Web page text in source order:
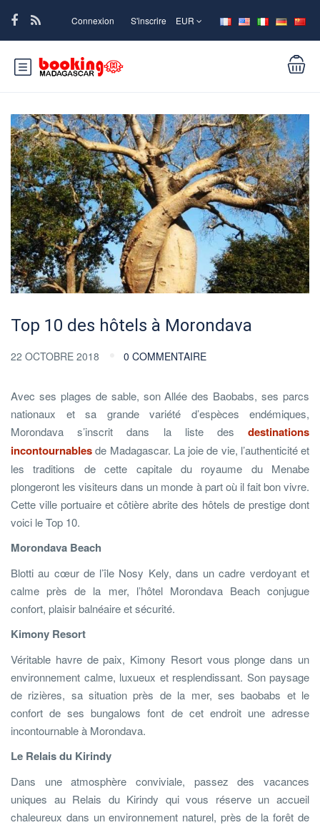
Connexion S'inscrire EUR
Top 10 des hôtels à Morondava
22 OCTOBRE 2018 0 COMMENTAIRE
Avec ses plages de sable, son Allée des Baobabs, ses parcs
nationaux et sa grande variété d’espèces endémiques,
Morondava s’inscrit dans la liste des destinations
incontournablesde Madagascar. La joie de vie, l’authenticité et
les traditions de cette capitale du royaume du Menabe
plongeront les visiteurs dans un monde à part où il fait bon vivre.
Cette ville portuaire et côtière abrite des hôtels de prestige dont
voici le Top 10.
Morondava Beach
Blotti au cœur de l’île Nosy Kely, dans un cadre verdoyant et
calme près de la mer, l’hôtel Morondava Beach conjugue
confort, plaisir balnéaire et sécurité.
Kimony Resort
Véritable havre de paix, Kimony Resort vous plonge dans un
environnement calme, luxueux et resplendissant. Son paysage
de rizières, sa situation près de la mer, ses baobabs et le
confort de ses bungalows font de cet endroit une adresse
incontournable à Morondava.
Le Relais du Kirindy
Dans une atmosphère conviviale, passez des vacances
uniques au Relais du Kirindy qui vous réserve un accueil
chaleureux dans un environnement naturel, près de la forêt de